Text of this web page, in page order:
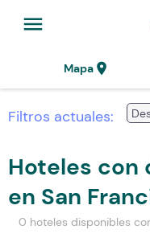
menu
Mapalocation_on
Filtros actuales:
Hoteles con
en San
0 hoteles disponibles